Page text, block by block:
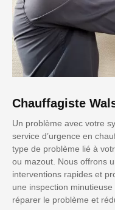
Chauffagiste
Un problème avec votre
service d’urgence en
type de problème lié à
ou mazout. Nous offrons
interventions rapides et
une inspection
réparer le problème et